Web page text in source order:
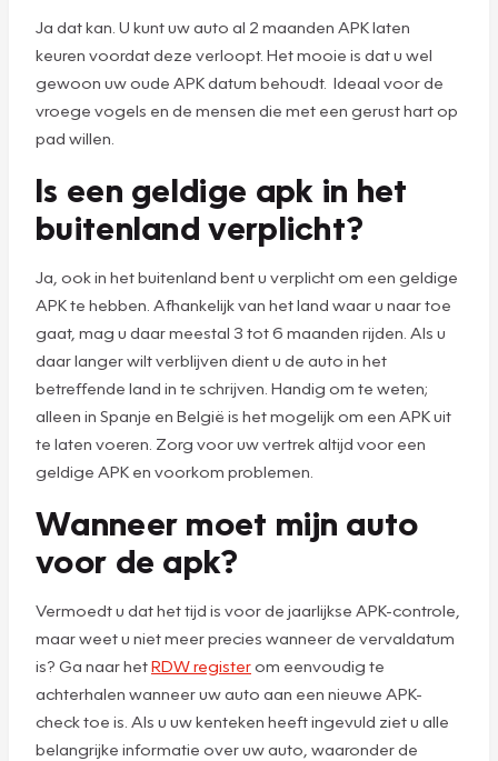
Ja dat kan. U kunt uw auto al 2 maanden APK laten
keuren voordat deze verloopt. Het mooie is dat u wel
gewoon uw oude APK datum behoudt. Ideaal voor de
vroege vogels en de mensen die met een gerust hart op
pad willen.
Is een geldige apk in het
buitenland verplicht?
Ja, ook in het buitenland bent u verplicht om een geldige
APK te hebben. Afhankelijk van het land waar u naar toe
gaat, mag u daar meestal 3 tot 6 maanden rijden. Als u
daar langer wilt verblijven dient u de auto in het
betreffende land in te schrijven. Handig om te weten;
alleen in Spanje en België is het mogelijk om een APK uit
te laten voeren. Zorg voor uw vertrek altijd voor een
geldige APK en voorkom problemen.
Wanneer moet mijn auto
voor de apk?
Vermoedt u dat het tijd is voor de jaarlijkse APK-controle,
maar weet u niet meer precies wanneer de vervaldatum
is? Ga naar hetRDW registerom eenvoudig te
achterhalen wanneer uw auto aan een nieuwe APK-
check toe is. Als u uw kenteken heeft ingevuld ziet u alle
belangrijke informatie over uw auto, waaronder de